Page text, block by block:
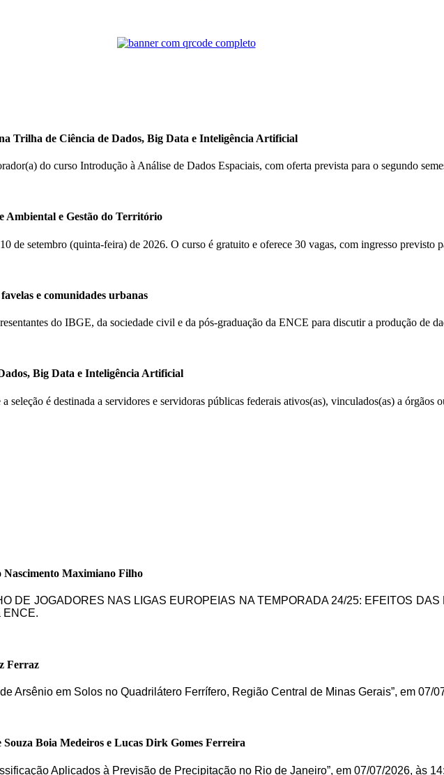
Trilha de Ciência de Dados, Big Data e Inteligência Artificial
do curso Introdução à Análise de Dados Espaciais, com oferta prevista para o segundo
Ambiental e Gestão do Território
de setembro (quinta-feira) de 2026. O curso é gratuito e oferece 30 vagas, com ingresso previsto
e comunidades urbanas
do IBGE, da sociedade civil e da pós-graduação da ENCE para discutir a produção de
Big Data e Inteligência Artificial
seleção é destinada a servidores e servidoras públicas federais ativos(as), vinculados(as) a órgãos
Nascimento Maximiano Filho
DE JOGADORES NAS LIGAS EUROPEIAS NA TEMPORADA 24/25: EFEITOS
ENCE.
Ferraz
Arsênio em Solos no Quadrilátero Ferrífero, Região Central de Minas Gerais”, em 07/
Boia Medeiros e Lucas Dirk Gomes Ferreira
Aplicados à Previsão de Precipitação no Rio de Janeiro”, em 07/07/2026, às